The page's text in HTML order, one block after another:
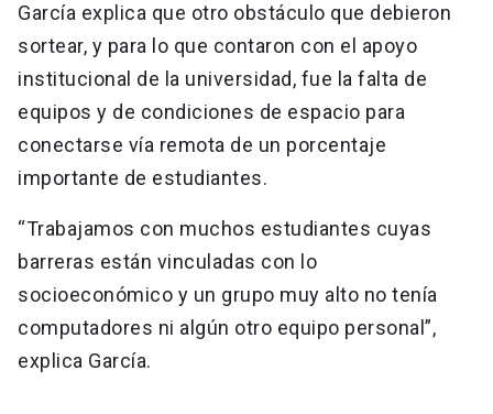
García explica que otro obstáculo que debieron
sortear, y para lo que contaron con el apoyo
institucional de la universidad, fue la falta de
equipos y de condiciones de espacio para
conectarse vía remota de un porcentaje
importante de estudiantes.
“Trabajamos con muchos estudiantes cuyas
barreras están vinculadas con lo
socioeconómico y un grupo muy alto no tenía
computadores ni algún otro equipo personal”,
explica García.